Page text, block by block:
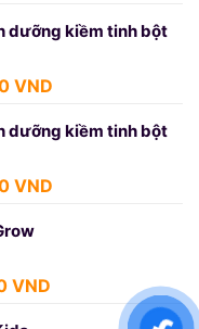
tại
dưỡng kiềm tinh bột
VNDGiá
tại
dưỡng kiềm tinh bột
VNDGiá
VNDGiá